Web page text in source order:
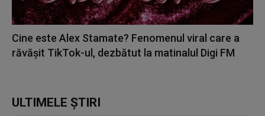
Cine este Alex Stamate? Fenomenul viral care a
răvășit TikTok-ul, dezbătut la matinalul Digi FM
ULTIMELE ȘTIRI